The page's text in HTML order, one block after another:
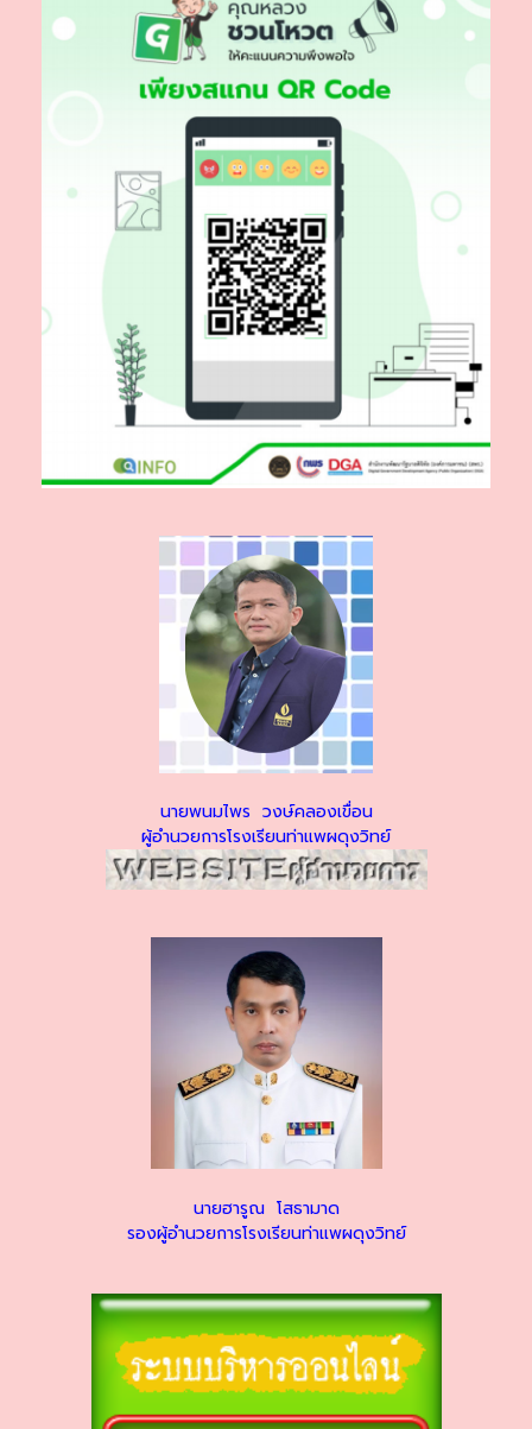
นายพนมไพร วงษ์คลองเขื่อน
ผู้อำนวยการโรงเรียนท่าแพผดุงวิทย์
นายฮารูณ โสธามาด
รองผู้อำนวยการโรงเรียนท่าแพผดุงวิทย์